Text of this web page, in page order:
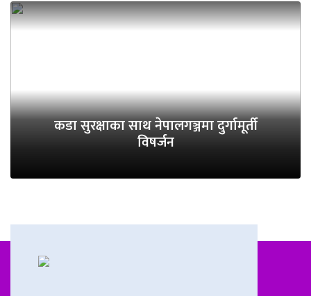
कडा सुरक्षाका साथ नेपालगञ्जमा दुर्गामूर्ती
विषर्जन